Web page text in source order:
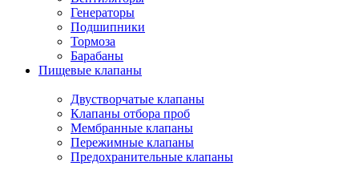
Генераторы
Подшипники
Тормоза
Барабаны
Пищевые клапаны
Двустворчатые клапаны
Клапаны отбора проб
Мембранные клапаны
Пережимные клапаны
Предохранительные клапаны